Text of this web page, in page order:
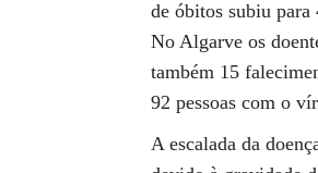
de óbitos subiu
No Algarve os
também 15
92 pessoas com o
A escalada da